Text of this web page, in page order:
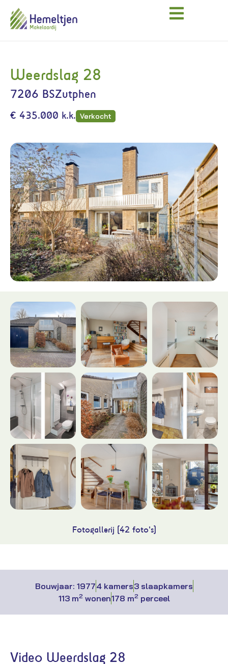
Weerdslag 28
7206 BSZutphen
€ 435.000 k.k. Verkocht
Fotogallerij (42 foto's)
Bouwjaar: 19774 kamers3 slaapkamers
113 m2wonen178 m2perceel
Video Weerdslag 28